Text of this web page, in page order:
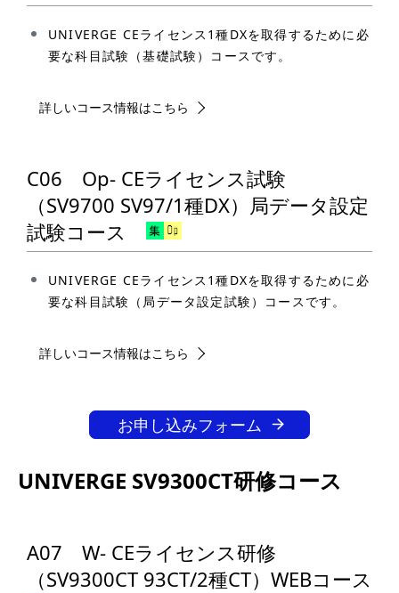
UNIVERGE CEライセンス1種DXを取得するために必
要な科目試験（基礎試験）コースです。
詳しいコース情報はこちら
C06 Op- CEライセンス試験
（SV9700 SV97/1種DX）局データ設定
試験コース
UNIVERGE CEライセンス1種DXを取得するために必
要な科目試験（局データ設定試験）コースです。
詳しいコース情報はこちら
お申し込みフォーム
UNIVERGE SV9300CT研修コース
A07 W- CEライセンス研修
（SV9300CT 93CT/2種CT）WEBコース